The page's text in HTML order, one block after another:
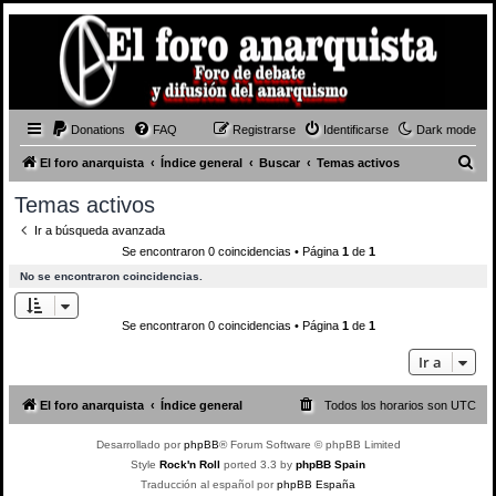
Dark mode
Donations FAQ Identificarse
Registrarse
El foro anarquista Índice general Buscar Temas activos
Temas activos
Ir a búsqueda avanzada
Se encontraron 0 coincidencias • Página 1de 1
No se encontraron coincidencias.
Se encontraron 0 coincidencias • Página 1de 1
Ir a
El foro anarquista Índice general Todos los horarios son UTC
Desarrollado porphpBB® Forum Software © phpBB Limited
Style Rock'n Roll ported 3.3 by phpBB Spain
Traducción al español porphpBB España